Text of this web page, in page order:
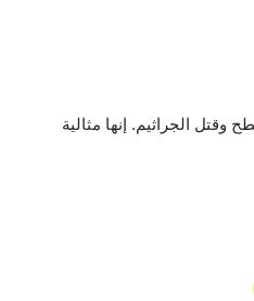
وقتل الجراثيم. إنها مثالية